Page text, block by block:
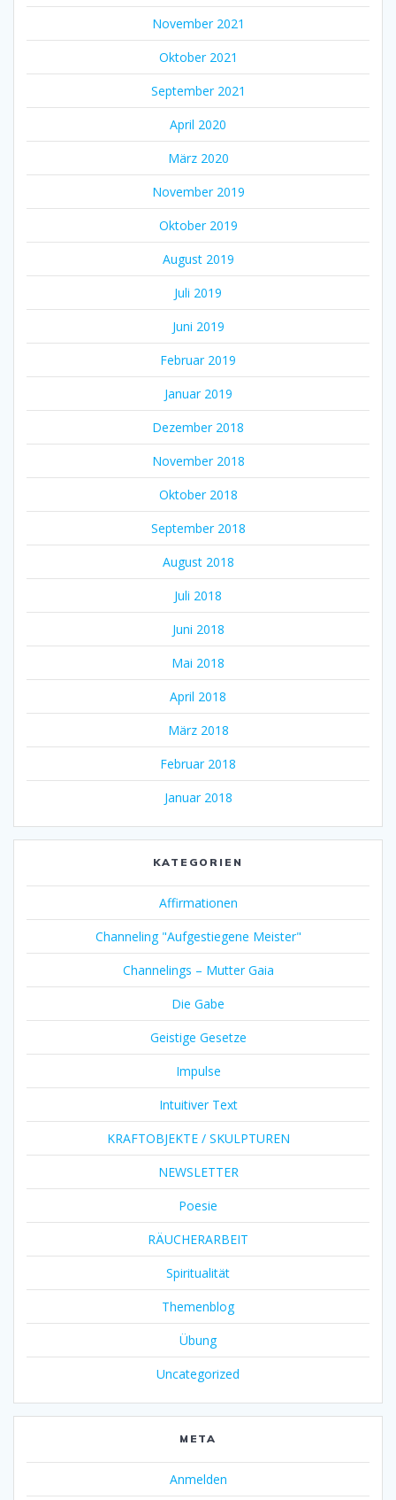
November 2021
Oktober 2021
September 2021
April 2020
März 2020
November 2019
Oktober 2019
August 2019
Juli 2019
Juni 2019
Februar 2019
Januar 2019
Dezember 2018
November 2018
Oktober 2018
September 2018
August 2018
Juli 2018
Juni 2018
Mai 2018
April 2018
März 2018
Februar 2018
Januar 2018
KATEGORIEN
Affirmationen
Channeling "Aufgestiegene Meister"
Channelings – Mutter Gaia
Die Gabe
Geistige Gesetze
Impulse
Intuitiver Text
KRAFTOBJEKTE / SKULPTUREN
NEWSLETTER
Poesie
RÄUCHERARBEIT
Spiritualität
Themenblog
Übung
Uncategorized
META
Anmelden